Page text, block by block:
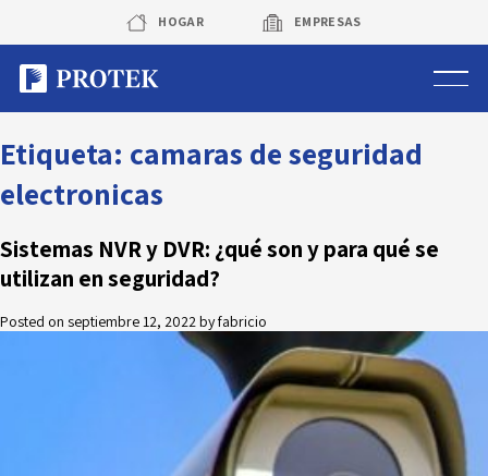
content
HOGAR EMPRESAS
Sistema de alarmas
Rastreo vehicular GPS
Protek Personas
Corredora de seguros
Sobre Protek
Etiqueta: camaras de seguridad
electronicas
Sistemas NVR y DVR: ¿qué son y para qué se
utilizan en seguridad?
Posted on septiembre 12, 2022byfabricio